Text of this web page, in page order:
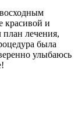
красивой и
план лечения,
была
улыбаюсь